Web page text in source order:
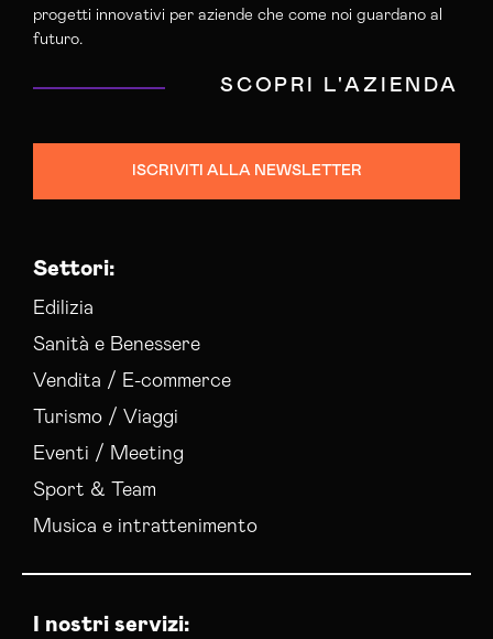
progetti innovativi per aziende che come noi guardano al
futuro.
SCOPRI L'AZIENDA
ISCRIVITI ALLA NEWSLETTER
Settori:
Edilizia
Sanità e Benessere
Vendita / E-commerce
Turismo / Viaggi
Eventi / Meeting
Sport & Team
Musica e intrattenimento
I nostri servizi: